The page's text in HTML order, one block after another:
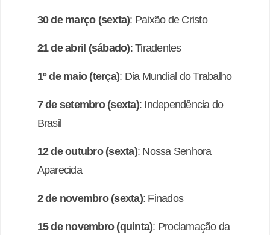
30 de março (sexta): Paixão de Cristo
21 de abril (sábado): Tiradentes
1º de maio (terça): Dia Mundial do Trabalho
7 de setembro (sexta): Independência do
Brasil
12 de outubro (sexta): Nossa Senhora
Aparecida
2 de novembro (sexta): Finados
15 de novembro (quinta): Proclamação da